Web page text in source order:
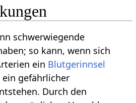
schwerwiegende
so kann, wenn sich
ein Blutgerinnsel
gefährlicher
Durch den